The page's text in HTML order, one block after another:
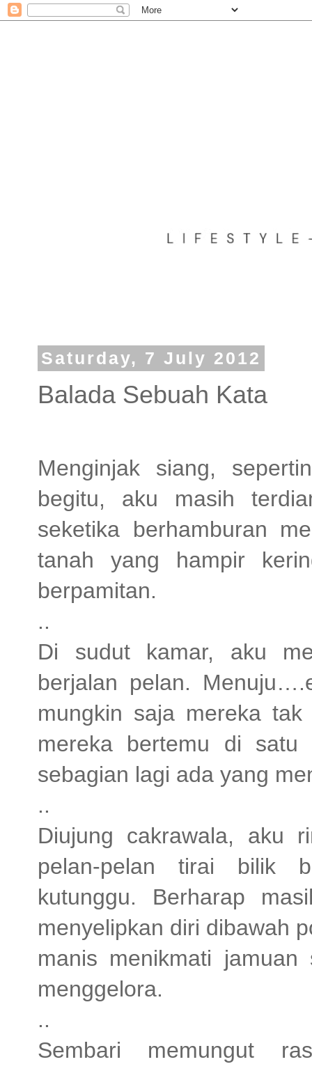
Saturday, 7 July 2012
Balada Sebuah Kata
Menginjak siang,
begitu, aku masih
seketika berhamburan
tanah yang hampir
berpamitan.
..
Di sudut kamar, aku
berjalan pelan.
mungkin saja mereka
mereka bertemu di satu
sebagian lagi ada yang
..
Diujung cakrawala, aku
pelan-pelan tirai bilik
kutunggu. Berharap
menyelipkan diri dibawah
manis menikmati
menggelora.
..
Sembari memungut